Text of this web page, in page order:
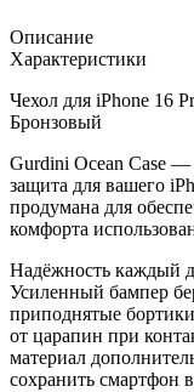
Описание
Характеристики
Чехол для iPhone 16
Бронзовый
Gurdini Ocean Case —
защита для вашего
продумана для
комфорта
Надёжность каждый
Усиленный бампер
приподнятые
от царапин при
материал
сохранить смартфон